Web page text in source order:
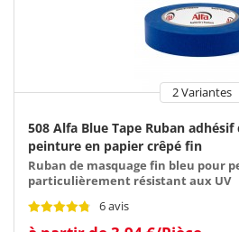
2 Variantes
508 Alfa Blue Tape Ruban adhésif
peinture en papier crêpé fin
Ruban de masquage fin bleu pour
particulièrement résistant aux UV
6 avis